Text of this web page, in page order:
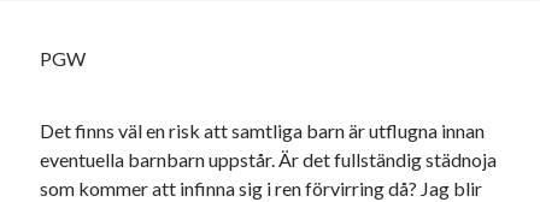
PGW
Det finns väl en risk att samtliga barn är utflugna innan
eventuella barnbarn uppstår. Är det fullständig städnoja
som kommer att infinna sig i ren förvirring då? Jag blir